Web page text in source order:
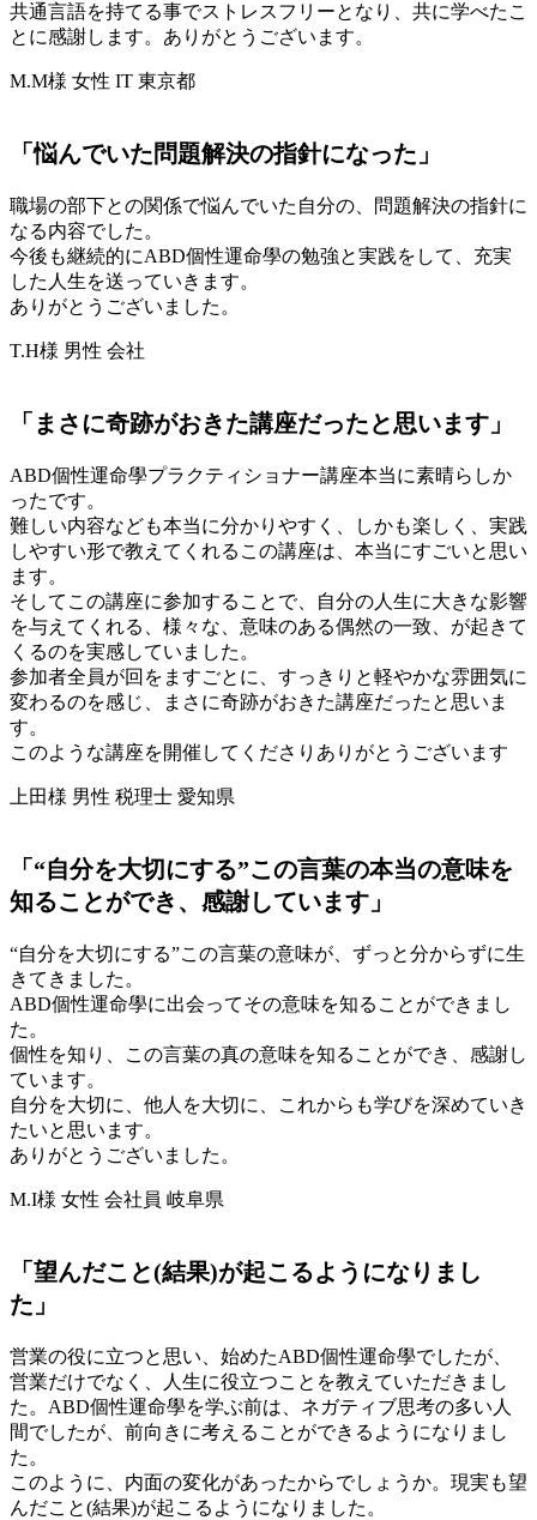
共通言語を持てる事でストレスフリーとなり、共に学べたこ
とに感謝します。ありがとうございます。
M.M様 女性 IT 東京都
「悩んでいた問題解決の指針になった」
職場の部下との関係で悩んでいた自分の、問題解決の指針に
なる内容でした。
今後も継続的にABD個性運命學の勉強と実践をして、充実
した人生を送っていきます。
ありがとうございました。
T.H様 男性 会社
「まさに奇跡がおきた講座だったと思います」
ABD個性運命學プラクティショナー講座本当に素晴らしか
ったです。
難しい内容なども本当に分かりやすく、しかも楽しく、実践
しやすい形で教えてくれるこの講座は、本当にすごいと思い
ます。
そしてこの講座に参加することで、自分の人生に大きな影響
を与えてくれる、様々な、意味のある偶然の一致、が起きて
くるのを実感していました。
参加者全員が回をますごとに、すっきりと軽やかな雰囲気に
変わるのを感じ、まさに奇跡がおきた講座だったと思いま
す。
このような講座を開催してくださりありがとうございます
上田様 男性 税理士 愛知県
「“自分を大切にする”この言葉の本当の意味を
知ることができ、感謝しています」
“自分を大切にする”この言葉の意味が、ずっと分からずに生
きてきました。
ABD個性運命學に出会ってその意味を知ることができまし
た。
個性を知り、この言葉の真の意味を知ることができ、感謝し
ています。
自分を大切に、他人を大切に、これからも学びを深めていき
たいと思います。
ありがとうございました。
M.I様 女性 会社員 岐阜県
「望んだこと(結果)が起こるようになりまし
た」
営業の役に立つと思い、始めたABD個性運命學でしたが、
営業だけでなく、人生に役立つことを教えていただきまし
た。ABD個性運命學を学ぶ前は、ネガティブ思考の多い人
間でしたが、前向きに考えることができるようになりまし
た。
このように、内面の変化があったからでしょうか。現実も望
んだこと(結果)が起こるようになりました。